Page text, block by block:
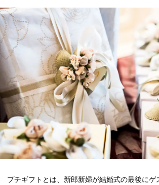
プチギフトとは、新郎新婦が結婚式の最後にゲ